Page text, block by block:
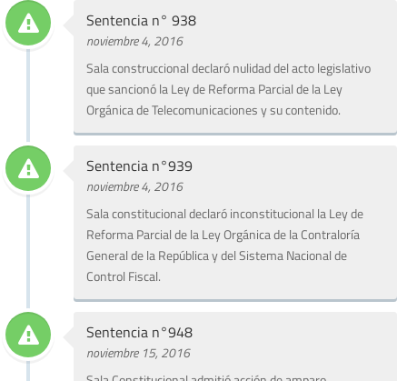
Sentencia n° 938
noviembre 4, 2016
Sala construccional declaró nulidad del acto legislativo
que sancionó la Ley de Reforma Parcial de la Ley
Orgánica de Telecomunicaciones y su contenido.
Sentencia n°939
noviembre 4, 2016
Sala constitucional declaró inconstitucional la Ley de
Reforma Parcial de la Ley Orgánica de la Contraloría
General de la República y del Sistema Nacional de
Control Fiscal.
Sentencia n°948
noviembre 15, 2016